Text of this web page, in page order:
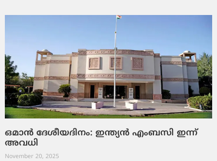
ഒമാൻ ദേശീയദിനം: ഇന്ത്യൻ എംബസി ഇന്ന്
അവധി
November 20, 2025